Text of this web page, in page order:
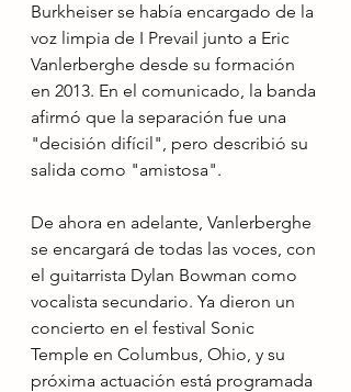
Burkheiser se había encargado de la
voz limpia de I Prevail junto a Eric
Vanlerberghe desde su formación
en 2013. En el comunicado, la banda
afirmó que la separación fue una
"decisión difícil", pero describió su
salida como "amistosa".
De ahora en adelante, Vanlerberghe
se encargará de todas las voces, con
el guitarrista Dylan Bowman como
vocalista secundario. Ya dieron un
concierto en el festival Sonic
Temple en Columbus, Ohio, y su
próxima actuación está programada